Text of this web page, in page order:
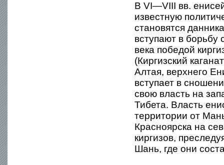
В VI—VIII вв.
известную
становятся
вступают в борьбу
века победой
(Киргизский
Алтая, верхнего
вступает в
свою власть на
Тибета. Власть
территории от
Красноярска на
киргизов,
Шань, где они